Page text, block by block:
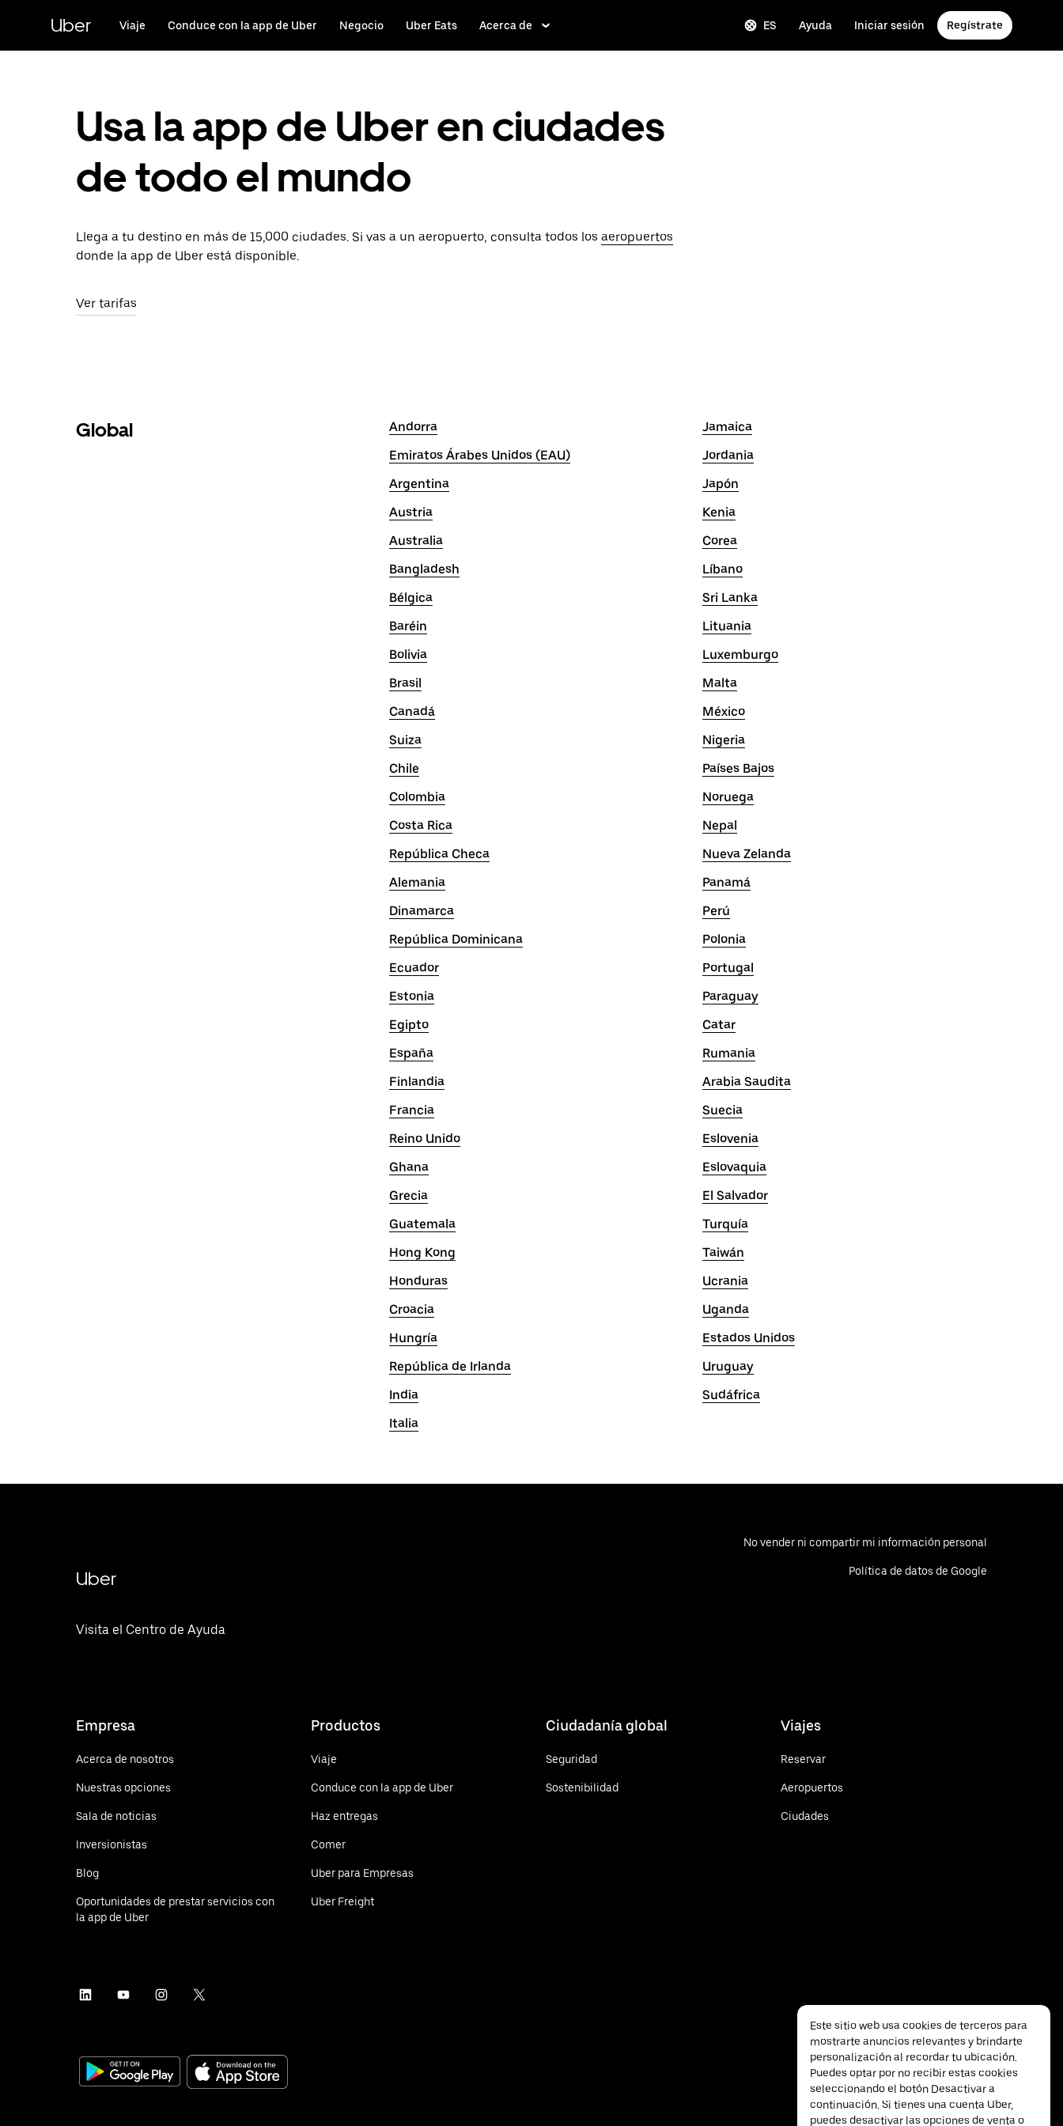
contenido
principal
Uber Viaje Conduce con la app de Uber Negocio Uber Eats Acerca de ES Ayuda Iniciar sesión Regístrate
Usa la app de Uber en ciudades
de todo el mundo
Llega a tu destino en más de 15,000 ciudades. Si vas a un aeropuerto, consulta todos los aeropuertos
donde la app de Uber está disponible.
Ver tarifas
Global
Andorra
Emiratos Árabes Unidos (EAU)
Argentina
Austria
Australia
Bangladesh
Bélgica
Baréin
Bolivia
Brasil
Canadá
Suiza
Chile
Colombia
Costa Rica
República Checa
Alemania
Dinamarca
República Dominicana
Ecuador
Estonia
Egipto
España
Finlandia
Francia
Reino Unido
Ghana
Grecia
Guatemala
Hong Kong
Honduras
Croacia
Hungría
República de Irlanda
India
Italia
Jamaica
Jordania
Japón
Kenia
Corea
Líbano
Sri Lanka
Lituania
Luxemburgo
Malta
México
Nigeria
Países Bajos
Noruega
Nepal
Nueva Zelanda
Panamá
Perú
Polonia
Portugal
Paraguay
Catar
Rumania
Arabia Saudita
Suecia
Eslovenia
Eslovaquia
El Salvador
Turquía
Taiwán
Ucrania
Uganda
Estados Unidos
Uruguay
Sudáfrica
Uber
Visita el Centro de Ayuda
No vender ni compartir mi información personal
Política de datos de Google
Empresa
Acerca de nosotros
Nuestras opciones
Sala de noticias
Inversionistas
Blog
Oportunidades de prestar servicios con
la app de Uber
Productos
Viaje
Conduce con la app de Uber
Haz entregas
Comer
Uber para Empresas
Uber Freight
Ciudadanía global
Seguridad
Sostenibilidad
Viajes
Reservar
Aeropuertos
Ciudades
Este sitio web usa cookies de terceros para
mostrarte anuncios relevantes y brindarte
personalización al recordar tu ubicación.
Puedes optar por no recibir estas cookies
seleccionando el botón Desactivar a
continuación. Si tienes una cuenta Uber,
puedes desactivar las opciones de venta o